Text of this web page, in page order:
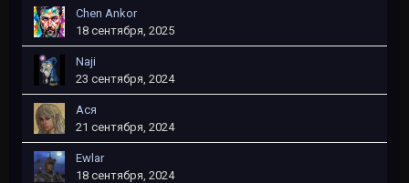
Chen Ankor
18 сентября, 2025
Naji
23 сентября, 2024
Ася
21 сентября, 2024
Ewlar
18 сентября, 2024